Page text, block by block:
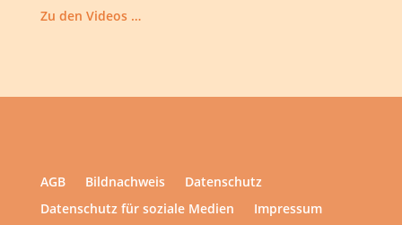
Zu den Videos …
AGB Bildnachweis
Datenschutz
Datenschutz für soziale Medien
Impressum